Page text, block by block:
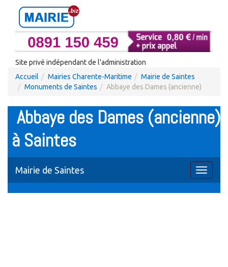
Site privé indépendant de l'administration
Accueil
Mairies Charente-Maritime
Mairie de Saintes
Monuments de Saintes
Abbaye des Dames (ancienne)
Abbaye des Dames (ancienne)
à Saintes
Toggle
Mairie de Saintes